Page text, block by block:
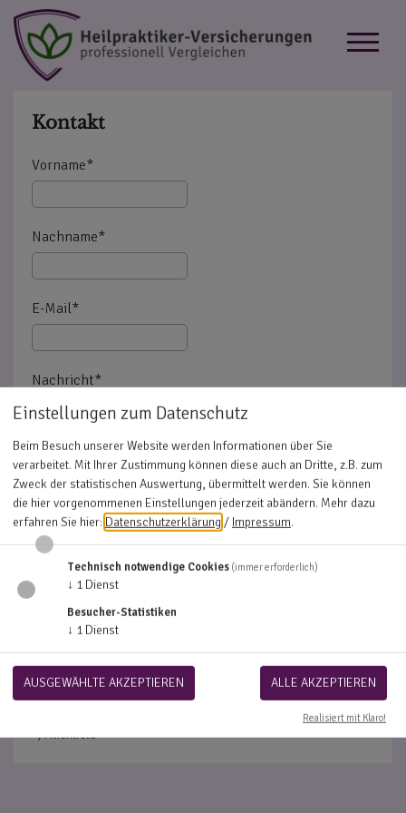
Kontakt
Vorname*
Nachname*
E-Mail*
Nachricht*
Ich habe dieDatenschutzerklärung
damit einverstanden.
ABSENDEN
*) Pflichtfeld
Einstellungen zum Datenschutz
Beim Besuch unserer Website werden Informationen über Sie
verarbeitet. Mit Ihrer Zustimmung können diese auch an Dritte, z.B. zum
Zweck der statistischen Auswertung, übermittelt werden. Sie können
die hier vorgenommenen Einstellungen jederzeit abändern. Mehr dazu
erfahren Sie hier: Datenschutzerklärung/ Impressum.
Technisch notwendige Cookies (immer erforderlich)
↓ 1 Dienst
Besucher-Statistiken
↓ 1 Dienst
AUSGEWÄHLTE AKZEPTIEREN ALLE AKZEPTIEREN
Realisiert mit Klaro!